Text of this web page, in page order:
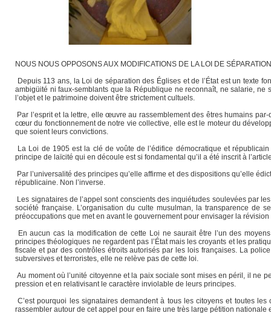
NOUS NOUS OPPOSONS AUX MODIFICATIONS DE LA LOI DE
Depuis 113 ans, la Loi de séparation des Églises et de l’État est un texte
ambigüité ni faux-semblants que la République ne reconnaît, ne salarie,
l’objet et le patrimoine doivent être strictement cultuels.
Par l’esprit et la lettre, elle œuvre au rassemblement des êtres humains
cœur du fonctionnement de notre vie collective, elle est le moteur du
que soient leurs convictions.
La Loi de 1905 est la clé de voûte de l’édifice démocratique et
principe de laïcité qui en découle est si fondamental qu’il a été inscrit à
Par l’universalité des principes qu’elle affirme et des dispositions qu’elle
républicaine. Non l’inverse.
Les signataires de l’appel sont conscients des inquiétudes soulevées par
société française. L’organisation du culte musulman, la transparence de
préoccupations que met en avant le gouvernement pour envisager la
En aucun cas la modification de cette Loi ne saurait être l’un des
principes théologiques ne regardent pas l’État mais les croyants et les
fiscale et par des contrôles étroits autorisés par les lois françaises. La
subversives et terroristes, elle ne relève pas de cette loi.
Au moment où l’unité citoyenne et la paix sociale sont mises en péril, il ne
pression et en relativisant le caractère inviolable de leurs principes.
C’est pourquoi les signataires demandent à tous les citoyens et toutes
rassembler autour de cet appel pour en faire une très large pétition